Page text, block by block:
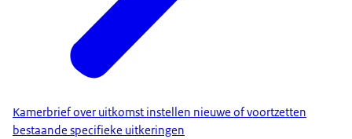
Kamerbrief over uitkomst instellen nieuwe of voortzetten
bestaande specifieke uitkeringen